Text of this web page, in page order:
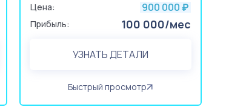
Цена:
900 000 ₽
Прибыль: 100 000/мес
УЗНАТЬ ДЕТАЛИ
Быстрый просмотр